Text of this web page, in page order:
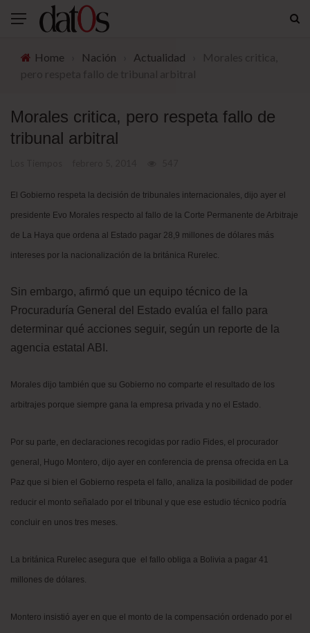
Home Nación Actualidad
Morales critica, pero respeta fallo de
tribunal arbitral
El Gobierno respeta la decisión de tribunales internacionales, dijo ayer el
presidente Evo Morales respecto al fallo de la Corte Permanente de Arbitraje
de La Haya que ordena al Estado pagar 28,9 millones de dólares más
intereses por la nacionalización de la británica Rurelec.
Sin embargo, afirmó que un equipo técnico de la
Procuraduría General del Estado evalúa el fallo para
determinar qué acciones seguir, según un reporte de la
agencia estatal ABI.
Morales dijo también que su Gobierno no comparte el resultado de los
arbitrajes porque siempre gana la empresa privada y no el Estado.
Por su parte, en declaraciones recogidas por radio Fides, el procurador
general, Hugo Montero, dijo ayer en conferencia de prensa ofrecida en La
Paz que si bien el Gobierno respeta el fallo, analiza la posibilidad de poder
reducir el monto señalado por el tribunal y que ese estudio técnico podría
concluir en unos tres meses.
La británica Rurelec asegura que el fallo obliga a Bolivia a pagar 41
millones de dólares.
Montero insistió ayer en que el monto de la compensación ordenado por el